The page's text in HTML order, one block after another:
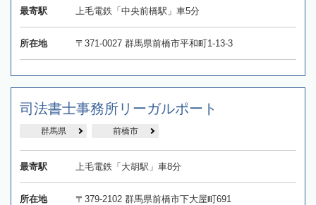
最寄駅 上毛電鉄「中央前橋駅」車5分
所在地 〒371-0027 群馬県前橋市平和町1-13-3
司法書士事務所リーガルポート
群馬県 前橋市
最寄駅 上毛電鉄「大胡駅」車8分
所在地 〒379-2102 群馬県前橋市下大屋町691